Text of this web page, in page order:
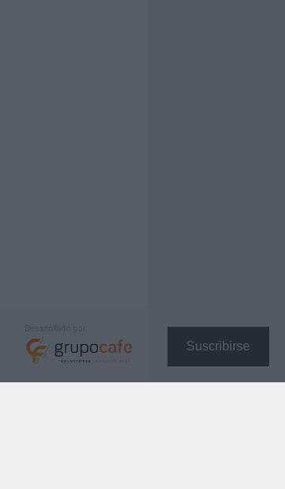
Suscribirse